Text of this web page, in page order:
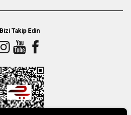
Bizi Takip Edin